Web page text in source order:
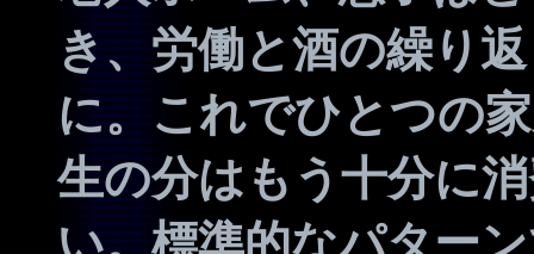
き、労働と酒の繰り
に。これでひとつの
生の分はもう十分に
い。標準的なパター